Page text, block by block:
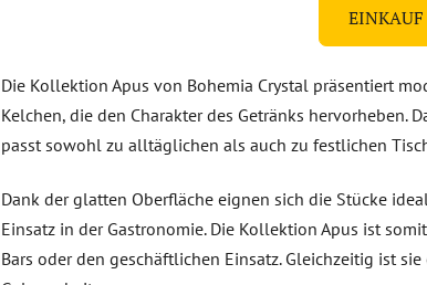
EINKAUF
Die Kollektion Apus von Bohemia Crystal präsentiert
Kelchen, die den Charakter des Getränks
passt sowohl zu alltäglichen als auch zu festlichen
Dank der glatten Oberfläche eignen sich die Stücke
Einsatz in der Gastronomie. Die Kollektion Apus ist
Bars oder den geschäftlichen Einsatz. Gleichzeitig ist